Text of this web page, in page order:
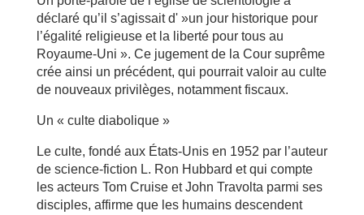
déclaré qu’il s’agissait d' »un jour historique pour
l’égalité religieuse et la liberté pour tous au
Royaume-Uni ». Ce jugement de la Cour suprême
crée ainsi un précédent, qui pourrait valoir au culte
de nouveaux privilèges, notamment fiscaux.
Un « culte diabolique »
Le culte, fondé aux États-Unis en 1952 par l’auteur
de science-fiction L. Ron Hubbard et qui compte
les acteurs Tom Cruise et John Travolta parmi ses
disciples, affirme que les humains descendent